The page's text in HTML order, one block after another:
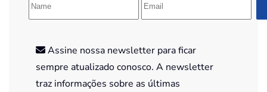
Assine nossa newsletter para ficar
sempre atualizado conosco. A newsletter
traz informações sobre as últimas